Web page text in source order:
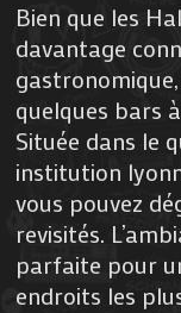
Bien que les
davantage
quelques bars
Située dans le
institution
vous pouvez
revisités.
parfaite pour
endroits les